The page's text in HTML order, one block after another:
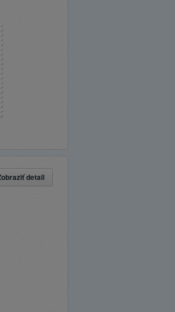
detail